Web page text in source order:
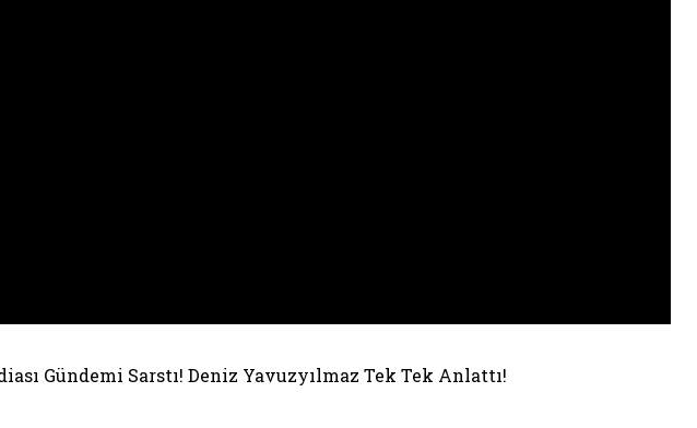
Gündemi Sarstı! Deniz Yavuzyılmaz Tek Tek Anlattı!